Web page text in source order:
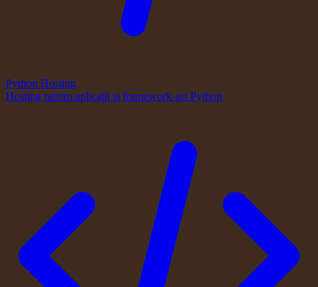
Python Hosting
Hosting pentru aplicații și framework-uri Python